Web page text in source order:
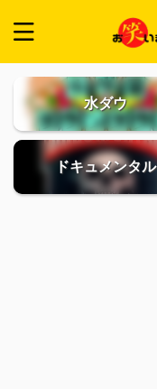
水ダウ
ドキュメンタル